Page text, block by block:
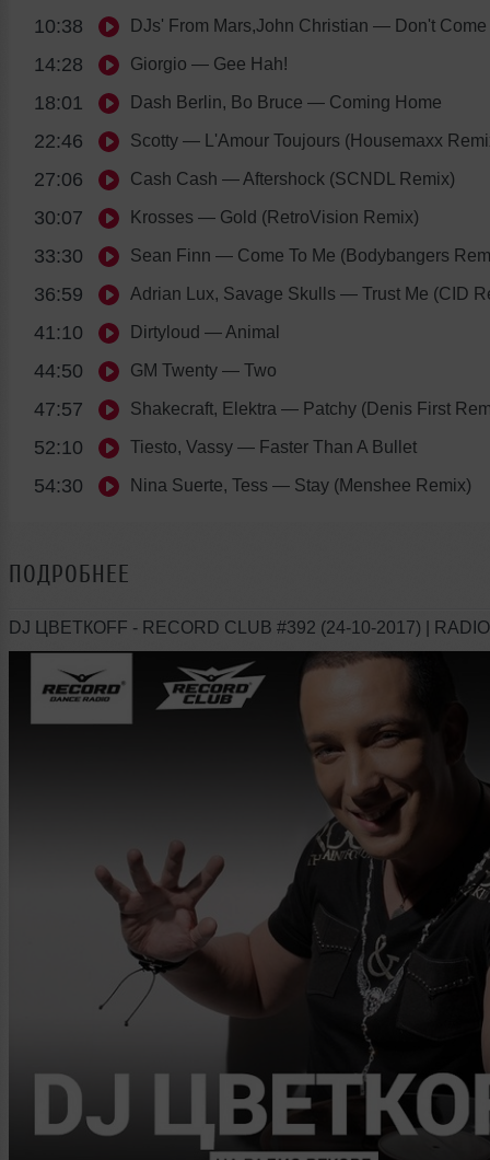
10:38 DJs' From Mars,John Christian — Don't Come
14:28 Giorgio — Gee Hah!
18:01 Dash Berlin, Bo Bruce — Coming Home
22:46 Scotty — L'Amour Toujours (Housemaxx
27:06 Cash Cash — Aftershock (SCNDL Remix)
30:07 Krosses — Gold (RetroVision Remix)
33:30 Sean Finn — Come To Me (Bodybangers
36:59 Adrian Lux, Savage Skulls — Trust Me (CID
41:10 Dirtyloud — Animal
44:50 GM Twenty — Two
47:57 Shakecraft, Elektra — Patchy (Denis First
52:10 Tiesto, Vassy — Faster Than A Bullet
54:30 Nina Suerte, Tess — Stay (Menshee Remix)
ПОДРОБНЕЕ
DJ ЦВЕТКОFF - RECORD CLUB #392 (24-10-2017) |